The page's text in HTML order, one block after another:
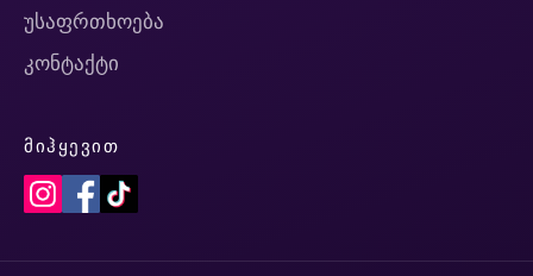
უსაფრთხოება
კონტაქტი
ᲛᲘᲰᲧᲔᲕᲘᲗ